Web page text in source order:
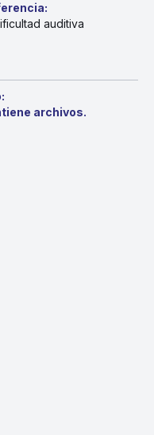
auditiva
archivos.